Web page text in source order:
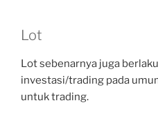
Lot
Lot sebenarnya juga
investasi/trading pada
untuk trading.